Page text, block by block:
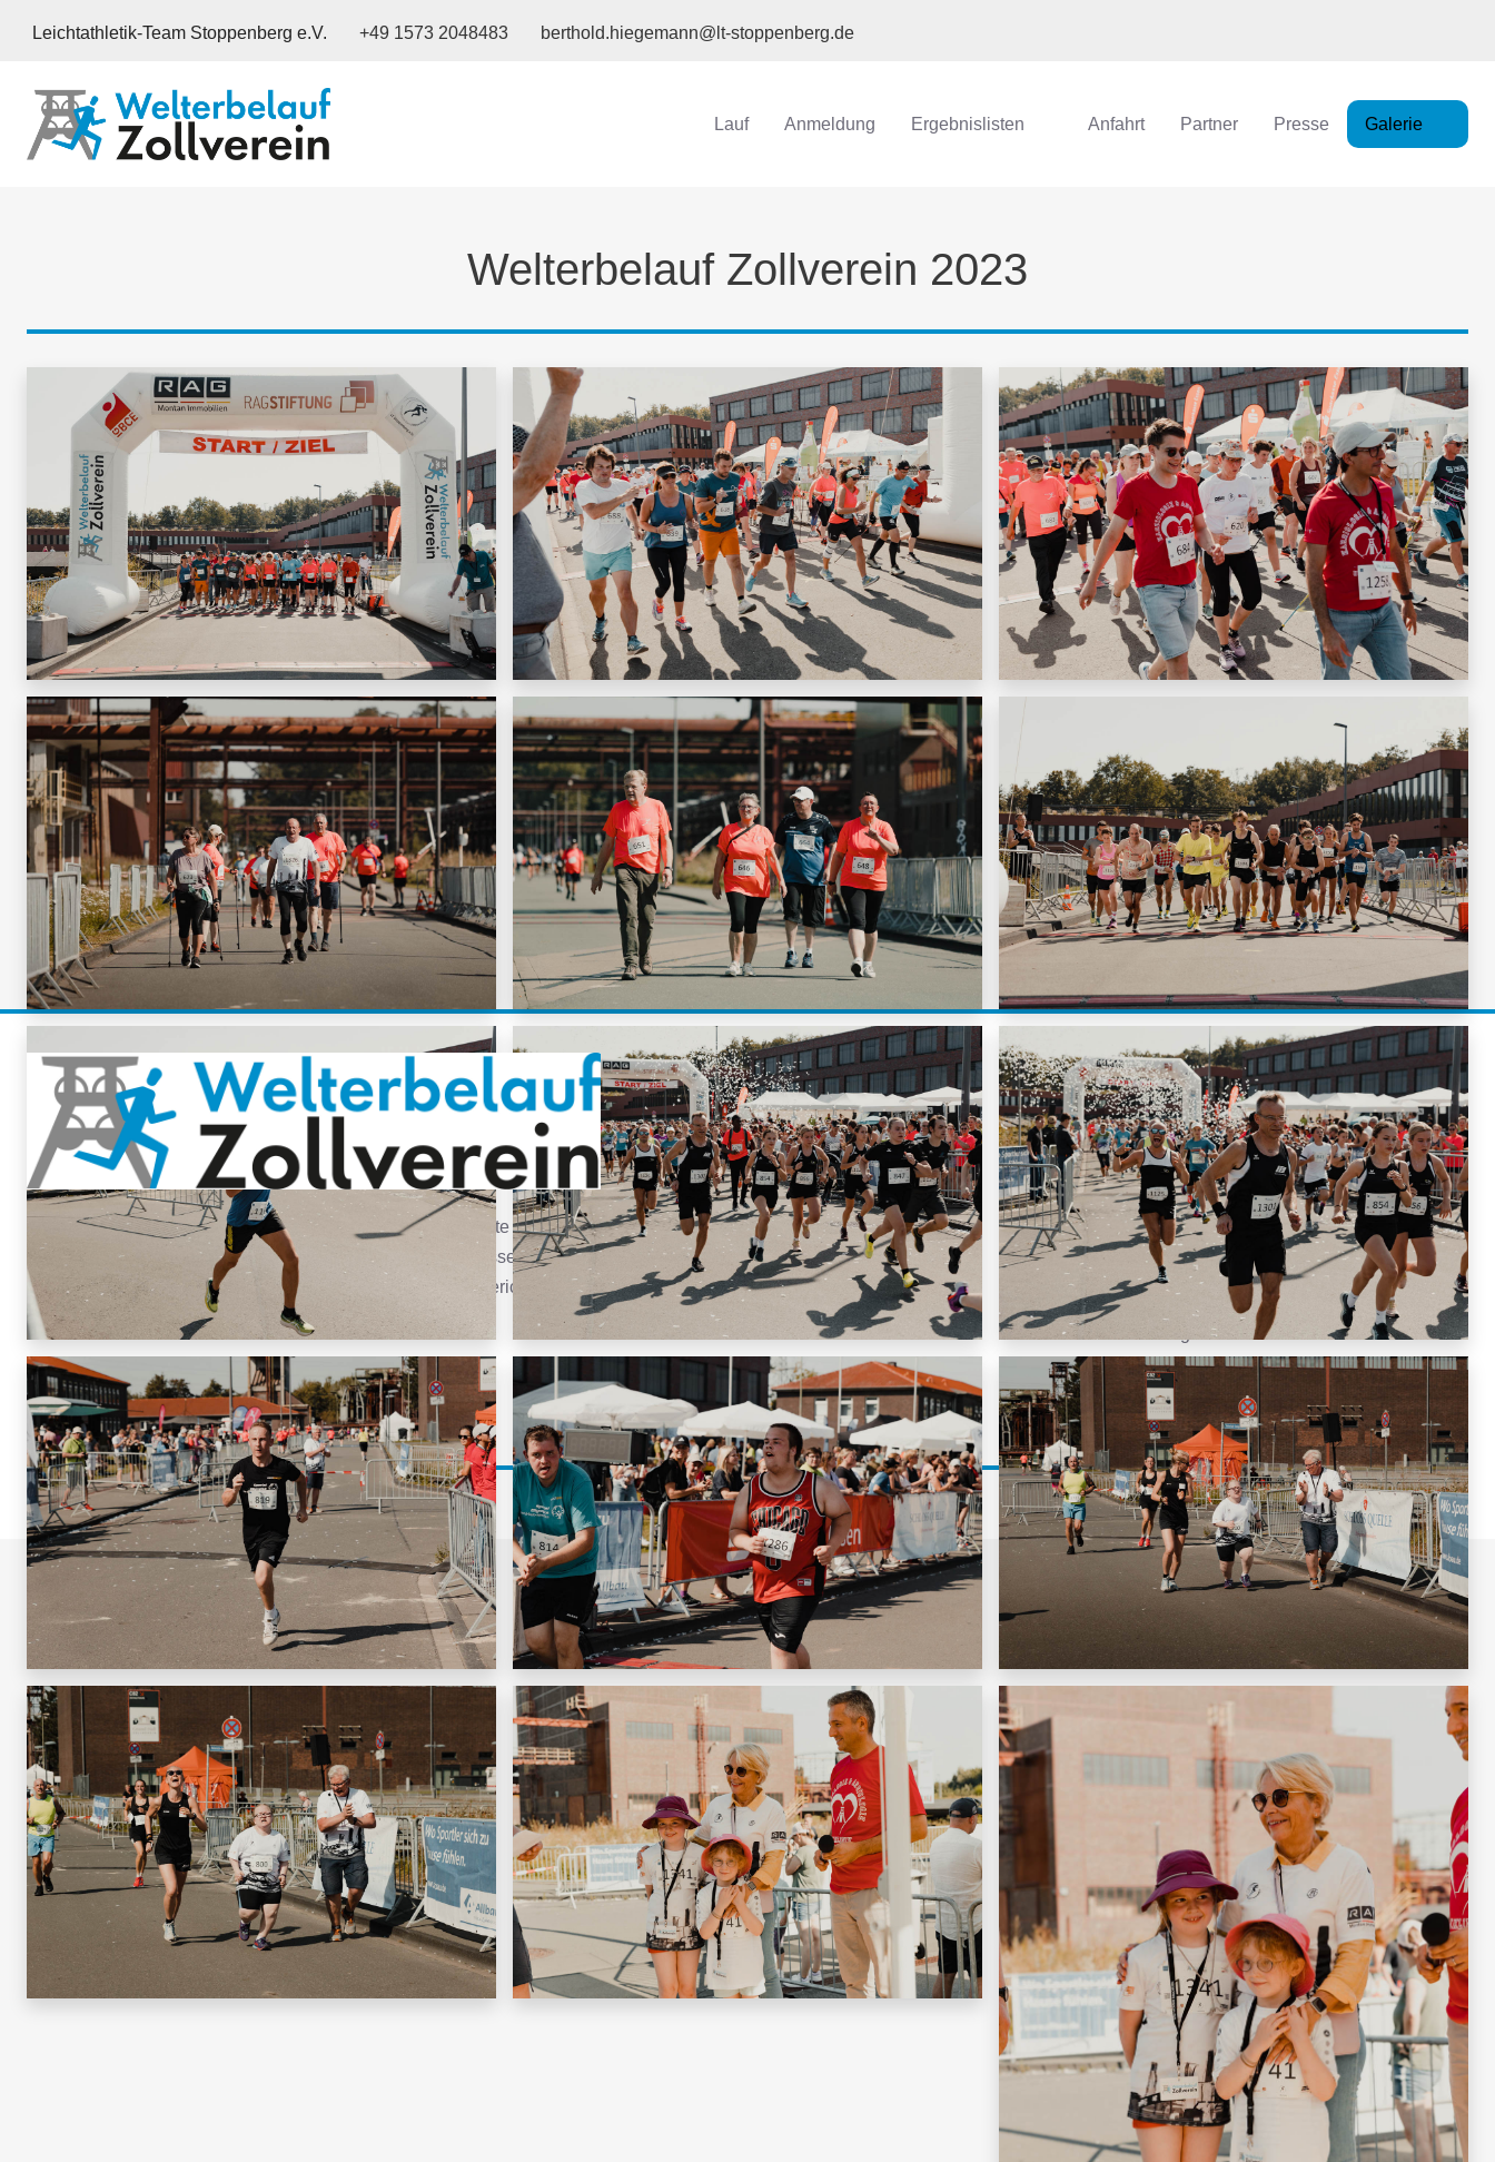
Leichtathletik-Team Stoppenberg e.V. +49 1573 2048483 berthold.hiegemann@lt-stoppenberg.de
Lauf Anmeldung Ergebnislisten Anfahrt Partner Presse Galerie
Welterbelauf Zollverein 2023
Für Presseanfragen und -informationen wenden Sie sich bitte an den
nebenstehenden Ansprechpartner. Die bereitgestellten Pressebilder
dürfen bei Nennung des Bildnachweises im Rahmen der Berichterstattung
frei verwendet werden.
Kontakt
berthold.hiegemann@lt-stoppenberg.de
+49 1573 2048483
Hattramstraße 75, 45329 Essen
Links
Anmeldung
Anfahrt
Partner
Presse
Impressum
Haftung & Teilnahme
Datenschutzerklärung
© Welterbelauf Zollverein 2026